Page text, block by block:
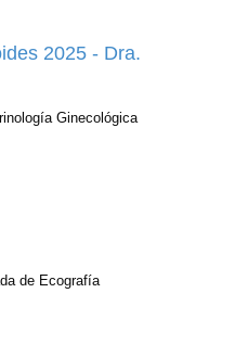
2025 - Dra.
Ginecológica
de Ecografía